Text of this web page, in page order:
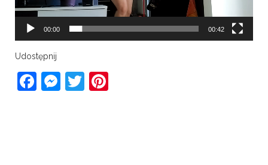
00:00 00:42
Udostępnij
Facebook
Messenger
Twitter